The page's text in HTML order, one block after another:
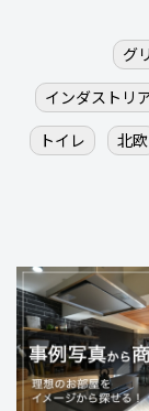
グ
インダストリ
トイレ
北欧